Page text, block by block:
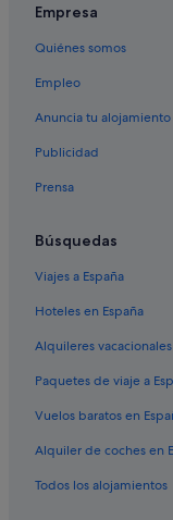
Empresa
Quiénes somos
Empleo
Anuncia tu alojamiento
Publicidad
Prensa
Búsquedas
Viajes a España
Hoteles en España
Alquileres vacacionales
Paquetes de viaje a
Vuelos baratos en
Alquiler de coches en
Todos los alojamientos